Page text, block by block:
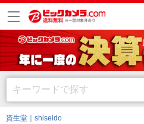
資生堂｜shiseido